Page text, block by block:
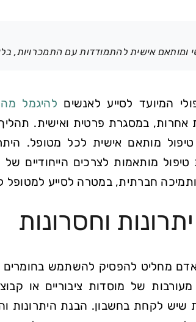
ומותאם אישית להתמודדות עם התמכרויות,
המיועד לסייע לאנשים להיגמל
אחרות, במסגרת פרטית ואישית.
טיפול מותאם אישית לכל מטופל.
טיפול מותאמות לצרכים הייחודיים
ותמיכה חברתית, במטרה לסייע למטופל
וחסרונות
מחליט להפסיק להשתמש בחומרים
של מוסדות ציבוריים או
שיש לקחת בחשבון. הבנת היתרונות